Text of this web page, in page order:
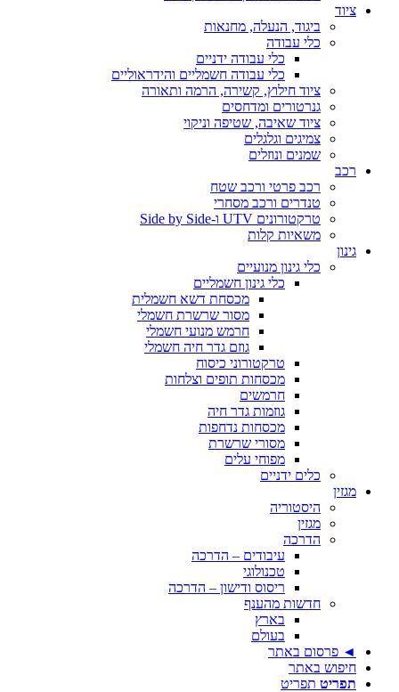
ציוד
ביגוד, הנעלה, מחנאות
כלי עבודה
כלי עבודה ידניים
כלי עבודה חשמליים והידראוליים
ציוד חילוץ, קשירה, הרמה ותאורה
גנרטורים ומדחסים
ציוד שאיבה, שטיפה וניקוי
צמיגים וגלגלים
שמנים ונוזלים
רכב
רכב פרטי ורכב שטח
טנדרים ורכב מסחרי
טרקטורונים UTV ו-Side by Side
משאיות קלות
גינון
כלי גינון מנועיים
כלי גינון חשמליים
מכסחת דשא חשמלית
מסור שרשרת חשמלי
חרמש מנועי חשמלי
גוזם גדר חיה חשמלי
טרקטורוני כיסוח
מכסחות תופים וצלחות
חרמשים
גוזמות גדר חיה
מכסחות נדחפות
מסורי שרשרת
מפוחי עלים
כלים ידניים
מגזין
היסטוריה
מגזין
הדרכה
עיבודים – הדרכה
טכנולוגי
ריסוס ודישון – הדרכה
חדשות מהענף
בארץ
בעולם
◄ פרסום באתר
חיפוש באתר
תפריט תפריט